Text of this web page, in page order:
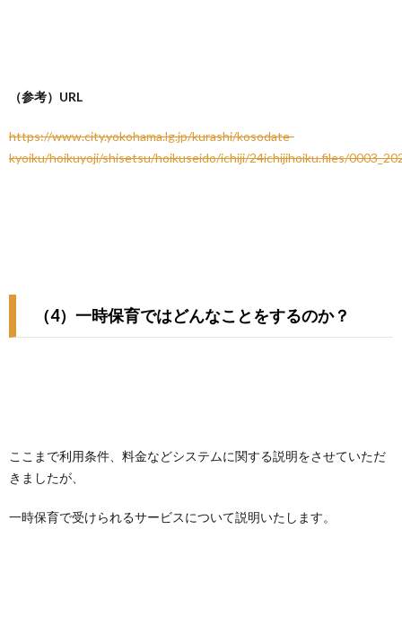
（参考）URL
https://www.city.yokohama.lg.jp/kurashi/kosodate-
kyoiku/hoikuyoji/shisetsu/hoikuseido/ichiji/24ichijihoiku.files/
（4）一時保育ではどんなことをするのか？
ここまで利用条件、料金などシステムに関する説明をさせていただ
きましたが、
一時保育で受けられるサービスについて説明いたします。